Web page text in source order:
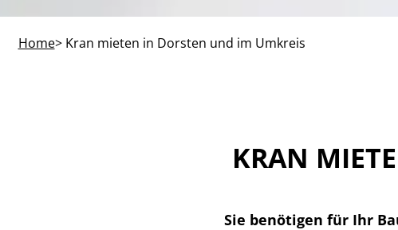
Home> Kran mieten in Dorsten und im Umkreis
KRAN
Sie benötigen für Ihr